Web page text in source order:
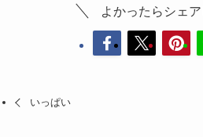
よかったらシェア
いっぱい